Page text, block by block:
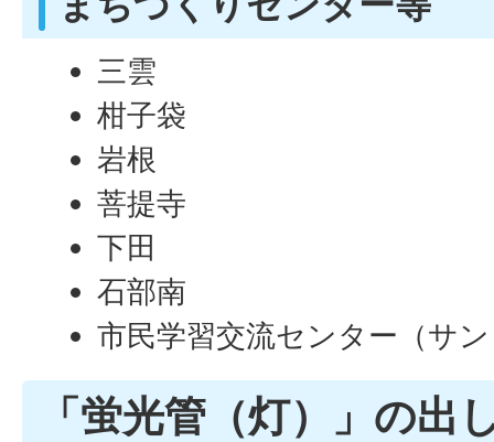
三雲
柑子袋
岩根
菩提寺
下田
石部南
市民学習交流センター（サ
「蛍光管（灯）」の出